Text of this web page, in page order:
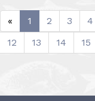
« 1 2 3 4
12
13 14 15